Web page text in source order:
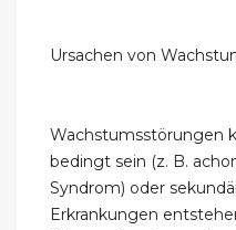
Ursachen von
Wachstumsstörungen
bedingt sein (z. B.
Syndrom) oder
Erkrankungen